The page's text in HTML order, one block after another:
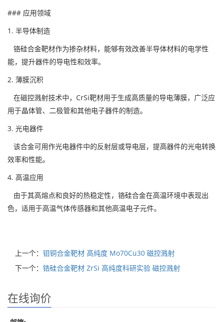
### 应用领域
1. 半导体制造
铬硅合金靶材作为掺杂材料，能够有效改善半导体材料的电学性
能，提升器件的导电性和效率。
2. 薄膜沉积
在磁控溅射技术中，CrSi靶材用于生成高质量的导电薄膜，广泛应
用于晶体管、二极管和其他电子器件的制造。
3. 光电器件
该合金可用作光电器件中的反射层或导电层，提高器件的光电转换
效率和性能。
4. 高温应用
由于其高熔点和良好的热稳定性，铬硅合金在高温环境中表现出
色，适用于高温气体传感器和其他高温电子元件。
上一个： 钼铜合金靶材 高纯度 Mo70Cu30 磁控溅射
下一个： 锆硅合金靶材 ZrSi 高纯度科研实验 磁控溅射
在线询价